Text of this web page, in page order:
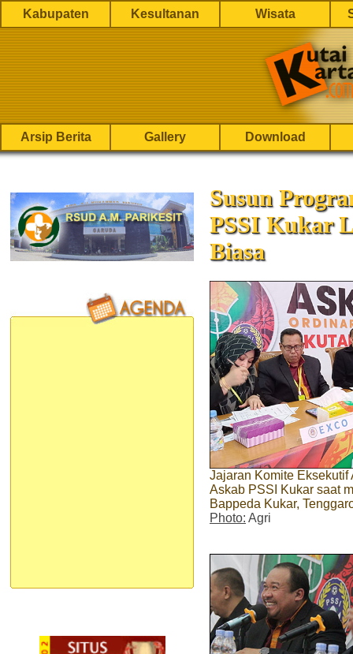
Kabupaten Kesultanan Wisata
Arsip Berita Gallery Download
Susun
PSSI Kukar
Biasa
Jajaran Komite Eksekutif
Askab PSSI Kukar saat
Bappeda Kukar,
Photo: Agri